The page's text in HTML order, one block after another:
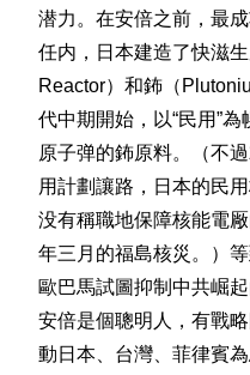
潜力。在安倍之前，最
任内，日本建造了快滋
Reactor）和鈽（
代中期開始，以“民用”
原子弹的鈽原料。（不
用計劃讓路，日本的民
没有稱職地保障核能電
年三月的福島核災。）
歐巴馬試圖抑制中共崛
安倍是個聰明人，有戰
動日本、台灣、菲律賓